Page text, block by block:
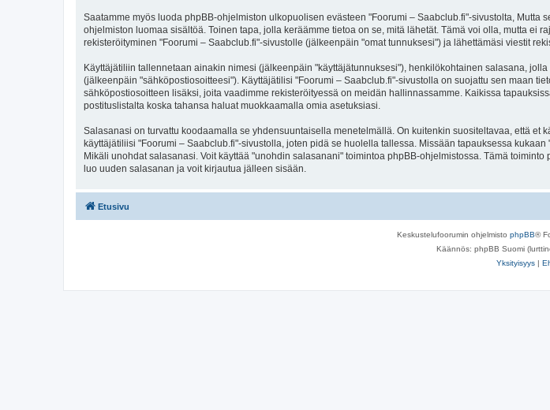
Saatamme myös luoda phpBB-ohjelmiston ulkopuolisen evästeen "Foorumi – Saabclub.fi"-sivustolta,
ohjelmiston luomaa sisältöä. Toinen tapa, jolla keräämme tietoa on se, mitä lähetät. Tämä voi olla, mutta ei
rekisteröityminen "Foorumi – Saabclub.fi"-sivustolle (jälkeenpäin "omat tunnuksesi") ja lähettämäsi viestit
Käyttäjätiliin tallennetaan ainakin nimesi (jälkeenpäin "käyttäjätunnuksesi"), henkilökohtainen salasana,
(jälkeenpäin "sähköpostiosoitteesi"). Käyttäjätilisi "Foorumi – Saabclub.fi"-sivustolla on suojattu sen maan
sähköpostiosoitteen lisäksi, joita vaadimme rekisteröityessä on meidän hallinnassamme. Kaikissa
postituslistalta koska tahansa haluat muokkaamalla omia asetuksiasi.
Salasanasi on turvattu koodaamalla se yhdensuuntaisella menetelmällä. On kuitenkin suositeltavaa, että
käyttäjätiliisi "Foorumi – Saabclub.fi"-sivustolla, joten pidä se huolella tallessa. Missään tapauksessa
Mikäli unohdat salasanasi. Voit käyttää "unohdin salasanani" toimintoa phpBB-ohjelmistossa. Tämä
luo uuden salasanan ja voit kirjautua jälleen sisään.
Etusivu
Keskustelufoorumin ohjelmisto phpBB®
Käännös: phpBB Suomi
Yksityisyys |